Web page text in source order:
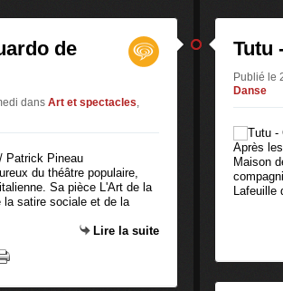
de
dans Art et spectacles,
du théâtre populaire,
Sa pièce L'Art de la
la satire sociale et de la
Lire la suite
Tutu
Publié le
Danse
Après
Maison
Lafeuille